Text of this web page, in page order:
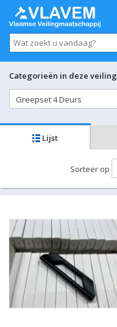
Categorieën in deze veiling
Lijst
Sorteer op